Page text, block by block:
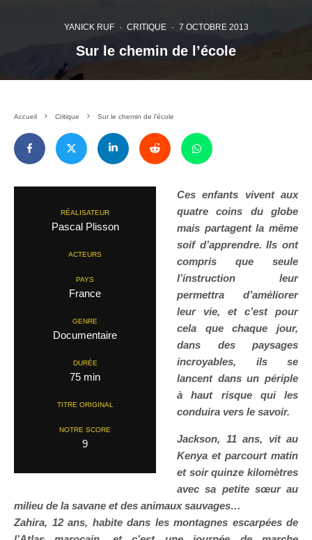
YANICK RUF · CRITIQUE · 7 OCTOBRE 2013
Sur le chemin de l’école
Accueil Critique Sur le chemin de l’école
RÉALISATEUR
Pascal Plisson
ACTEURS
PAYS
France
GENRE
Documentaire
DURÉE
75 min
TITRE ORIGINAL
NOTRE SCORE
9
Ces enfants vivent aux
quatre coins du globe
mais partagent la même
soif d’apprendre. Ils ont
compris que seule
l’instruction leur
permettra d’améliorer
leur vie, et c’est pour
cela que chaque jour,
dans des paysages
incroyables, ils se
lancent dans un périple
à haut risque qui les
conduira vers le savoir.
Jackson, 11 ans, vit au
Kenya et parcourt matin
et soir quinze kilomètres
avec sa petite sœur au
milieu de la savane et des animaux sauvages…
Zahira, 12 ans, habite dans les montagnes escarpées de